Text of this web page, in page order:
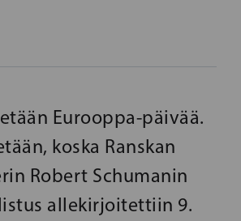
Eurooppa-päivää.
koska Ranskan
Robert Schumanin
allekirjoitettiin 9.